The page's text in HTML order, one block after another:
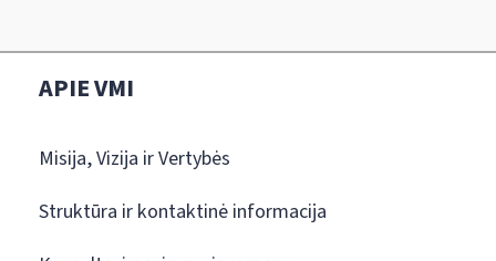
APIE VMI
Misija, Vizija ir Vertybės
Struktūra ir kontaktinė informacija